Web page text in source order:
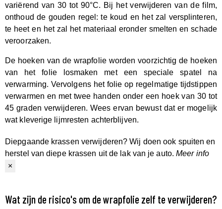
variërend van 30 tot 90°C. Bij het verwijderen van de film,
onthoud de gouden regel: te koud en het zal versplinteren,
te heet en het zal het materiaal eronder smelten en schade
veroorzaken.
De hoeken van de wrapfolie worden voorzichtig de hoeken
van het folie losmaken met een speciale spatel na
verwarming. Vervolgens het folie op regelmatige tijdstippen
verwarmen en met twee handen onder een hoek van 30 tot
45 graden verwijderen. Wees ervan bewust dat er mogelijk
wat kleverige lijmresten achterblijven.
Diepgaande krassen verwijderen? Wij doen ook spuiten en
herstel van diepe krassen uit de lak van je auto.Meer info
×
Wat zijn de risico's om de wrapfolie zelf te verwijderen?